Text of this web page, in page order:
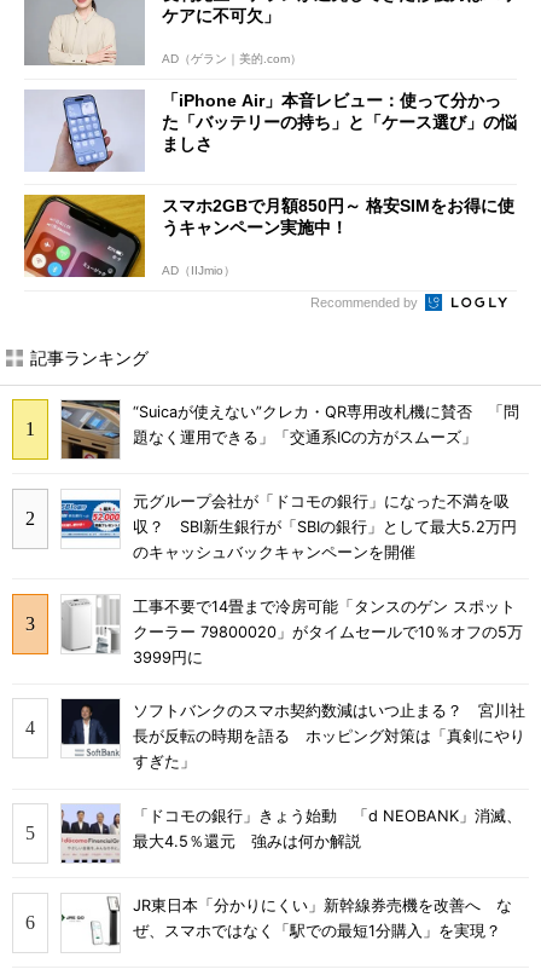
ケアに不可欠」
AD（ゲラン｜美的.com）
「iPhone Air」本音レビュー：使って分かっ
た「バッテリーの持ち」と「ケース選び」の悩
ましさ
スマホ2GBで月額850円～ 格安SIMをお得に使
うキャンペーン実施中！
AD（IIJmio）
Recommended by
記事ランキング
“Suicaが使えない”クレカ・QR専用改札機に賛否 「問
題なく運用できる」「交通系ICの方がスムーズ」
元グループ会社が「ドコモの銀行」になった不満を吸
収？ SBI新生銀行が「SBIの銀行」として最大5.2万円
のキャッシュバックキャンペーンを開催
工事不要で14畳まで冷房可能「タンスのゲン スポット
クーラー 79800020」がタイムセールで10％オフの5万
3999円に
ソフトバンクのスマホ契約数減はいつ止まる？ 宮川社
長が反転の時期を語る ホッピング対策は「真剣にやり
すぎた」
「ドコモの銀行」きょう始動 「d NEOBANK」消滅、
最大4.5％還元 強みは何か解説
JR東日本「分かりにくい」新幹線券売機を改善へ な
ぜ、スマホではなく「駅での最短1分購入」を実現？